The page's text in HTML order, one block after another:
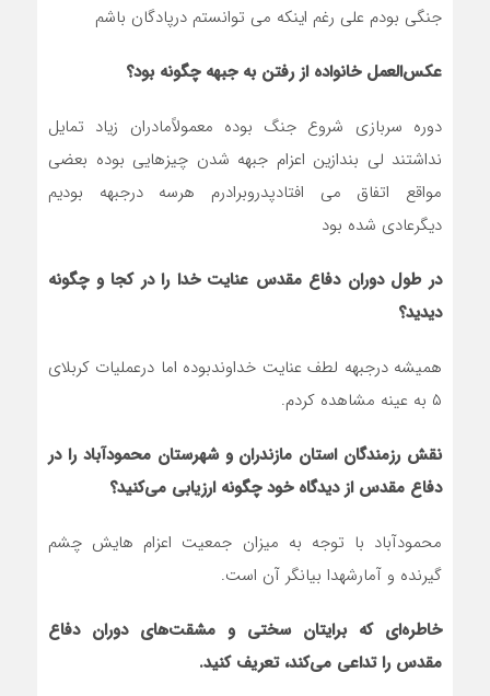
جنگی بودم علی رغم اینکه می توانستم درپادگان باشم
عکس‌العمل خانواده از رفتن به جبهه چگونه بود؟
دوره سربازی شروع جنگ بوده معمولاًمادران زیاد تمایل
نداشتند لی بندازین اعزام جبهه شدن چیزهایی بوده بعضی
مواقع اتفاق می افتادپدروبرادرم هرسه درجبهه بودیم
دیگرعادی شده بود
در طول دوران دفاع مقدس عنایت خدا را در کجا و چگونه
دیدید؟
همیشه درجبهه لطف عنایت خداوندبوده اما درعملیات کربلای
۵ به عینه مشاهده کردم.
نقش رزمندگان استان مازندران و شهرستان محمودآباد را در
دفاع مقدس از دیدگاه خود چگونه ارزیابی می‌کنید؟
محمودآباد با توجه به میزان جمعیت اعزام هایش چشم
گیرنده و آمارشهدا بیانگر آن است.
خاطره‌ای که برایتان سختی و مشقت‌های دوران دفاع
مقدس را تداعی می‌کند، تعریف کنید.